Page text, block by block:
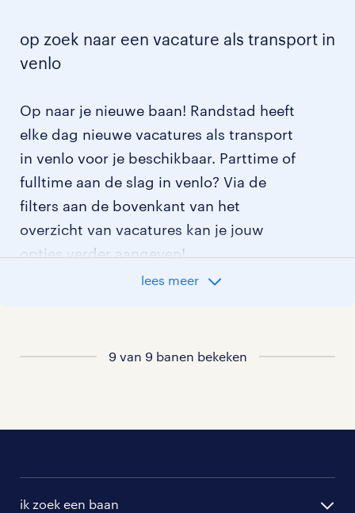
op zoek naar een vacature als transport in
venlo
Op naar je nieuwe baan! Randstad heeft
elke dag nieuwe vacatures als transport
in venlo voor je beschikbaar. Parttime of
fulltime aan de slag in venlo? Via de
filters aan de bovenkant van het
overzicht van vacatures kan je jouw
opties verder aangeven!
lees meer
9 van 9 banen bekeken
ik zoek een baan